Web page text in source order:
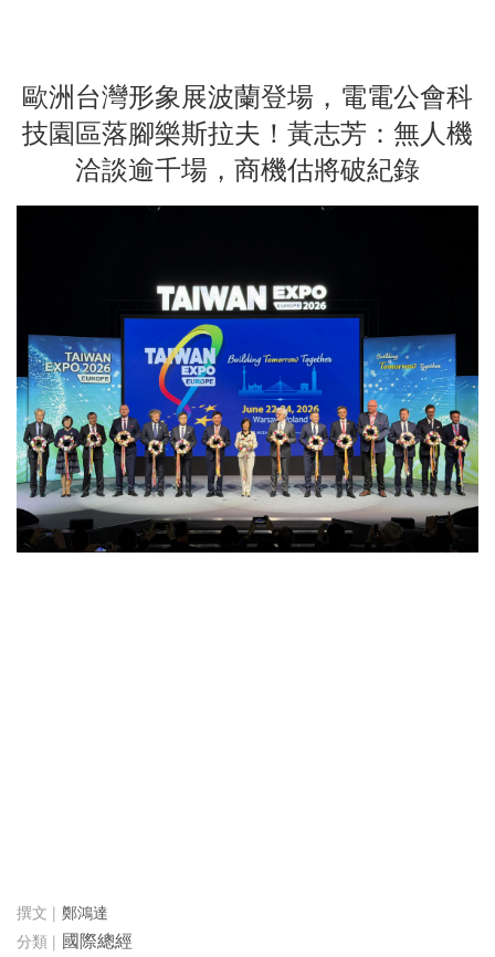
歐洲台灣形象展波蘭登場，電電公會科
技園區落腳樂斯拉夫！黃志芳：無人機
洽談逾千場，商機估將破紀錄
鄭鴻達
國際總經